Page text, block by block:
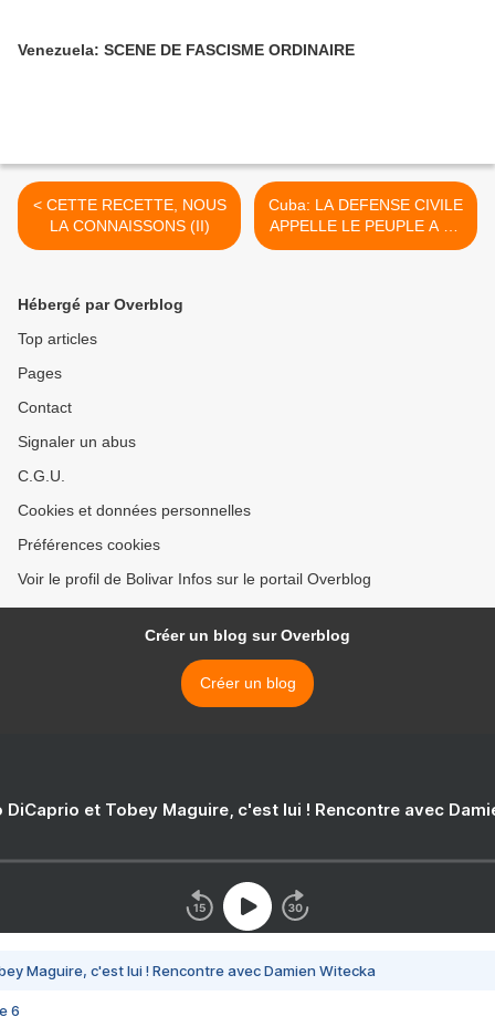
Venezuela: SCENE DE FASCISME ORDINAIRE
< CETTE RECETTE, NOUS
LA CONNAISSONS (II)
Cuba: LA DEFENSE CIVILE
APPELLE LE PEUPLE A SE
PREPARER POUR FAIRE
Hébergé par Overblog
Top articles
Pages
Contact
Signaler un abus
C.G.U.
Cookies et données personnelles
Préférences cookies
Voir le profil de Bolivar Infos sur le portail Overblog
Créer un blog sur Overblog
Créer un blog
DiCaprio et Tobey Maguire, c'est lui ! Rencontre avec
Maguire, c'est lui ! Rencontre avec Damien Witecka
6